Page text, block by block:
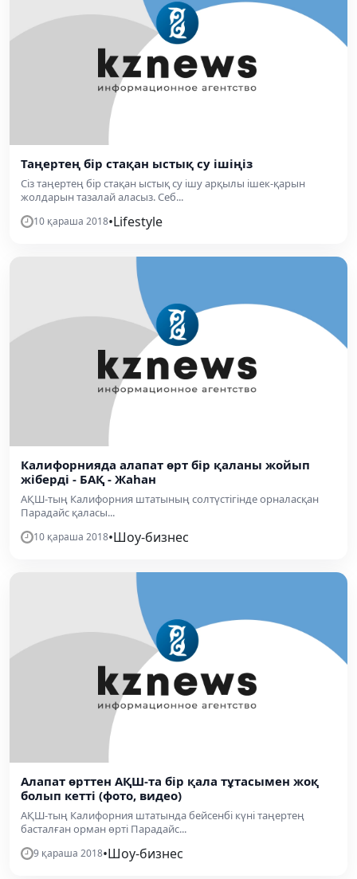
Таңертең бір стақан ыстық су ішіңіз
Сіз таңертең бір стақан ыстық су ішу арқылы ішек-қарын
жолдарын тазалай аласыз. Себ...
10 қараша 2018•Lifestyle
Калифорнияда алапат өрт бір қаланы жойып
жіберді - БАҚ - Жаһан
АҚШ-тың Калифорния штатының солтүстігінде орналасқан
Парадайс қаласы...
10 қараша 2018•Шоу-бизнес
Алапат өрттен АҚШ-та бір қала тұтасымен жоқ
болып кетті (фото, видео)
АҚШ-тың Калифорния штатында бейсенбі күні таңертең
басталған орман өрті Парадайс...
9 қараша 2018•Шоу-бизнес